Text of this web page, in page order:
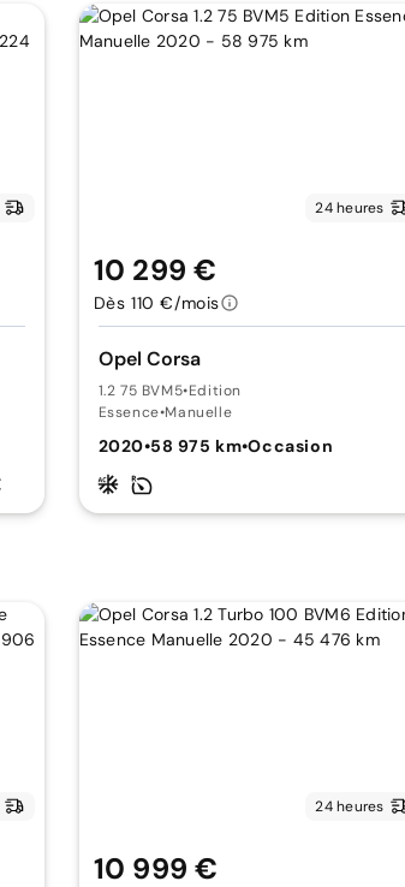
24 heures
Opel Corsa
1.2 75 BVM5•Edition
Essence•Manuelle
2020•58 975 km•Occasion
10 299 €
Dès 110 €/mois
24 heures
10 999 €